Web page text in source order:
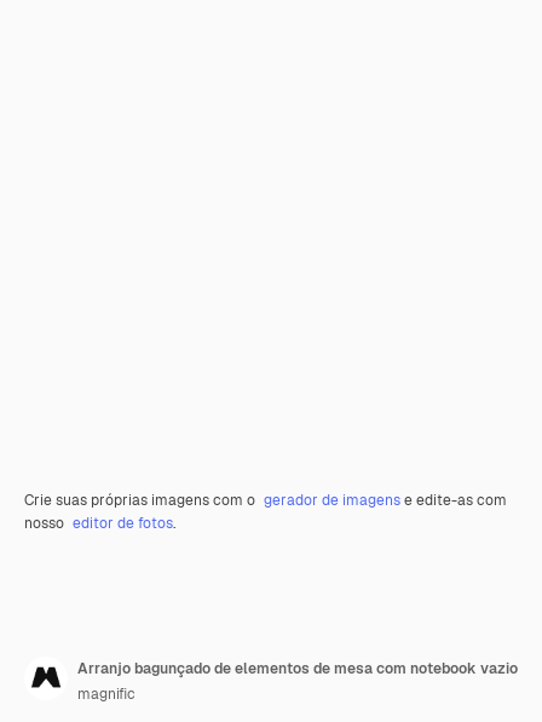
Crie suas próprias imagens com o gerador de imagense edite-as com
nosso editor de fotos.
Arranjo bagunçado de elementos de mesa com notebook vazio
magnific